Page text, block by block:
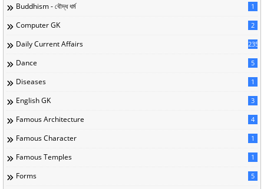
Buddhism - বৌদ্ধ ধর্ম 1
Computer GK 2
Daily Current Affairs 235
Dance 5
Diseases 1
English GK 3
Famous Architecture 4
Famous Character 1
Famous Temples 1
Forms 5